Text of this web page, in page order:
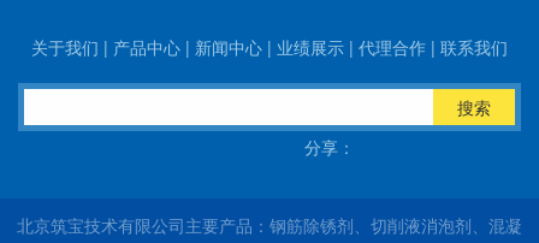
关于我们 | 产品中心 | 新闻中心 | 业绩展示 | 代理合作 | 联系我们
搜索
分享：
北京筑宝技术有限公司主要产品：钢筋除锈剂、切削液消泡剂、混凝